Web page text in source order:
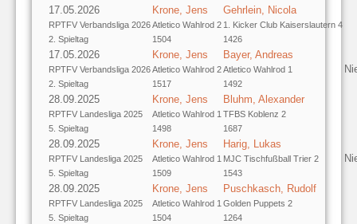
17.05.2026
RPTFV Verbandsliga 2026
2. Spieltag
Krone, Jens
Atletico Wahlrod 2
1504
Gehrlein, Nicola
1. Kicker Club Kaiserslautern 4
1426
17.05.2026
RPTFV Verbandsliga 2026
2. Spieltag
Krone, Jens
Atletico Wahlrod 2
1517
Bayer, Andreas
Atletico Wahlrod 1
1492
28.09.2025
RPTFV Landesliga 2025
5. Spieltag
Krone, Jens
Atletico Wahlrod 1
1498
Bluhm, Alexander
TFBS Koblenz 2
1687
28.09.2025
RPTFV Landesliga 2025
5. Spieltag
Krone, Jens
Atletico Wahlrod 1
1509
Harig, Lukas
MJC Tischfußball Trier 2
1543
28.09.2025
RPTFV Landesliga 2025
5. Spieltag
Krone, Jens
Atletico Wahlrod 1
1504
Puschkasch, Rudolf
Golden Puppets 2
1264